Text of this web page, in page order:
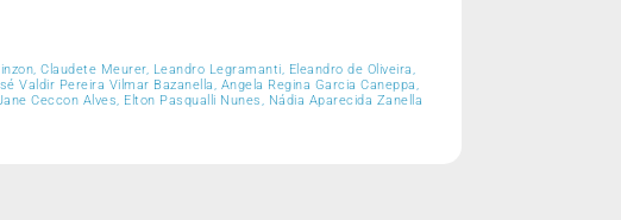
Claudete Meurer, Leandro Legramanti, Eleandro de Oliveira,
Valdir Pereira Vilmar Bazanella, Angela Regina Garcia Caneppa,
Ceccon Alves, Elton Pasqualli Nunes, Nádia Aparecida Zanella